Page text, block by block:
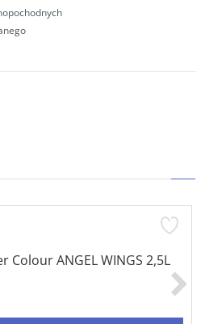
Colour ANGEL WINGS 2,5L